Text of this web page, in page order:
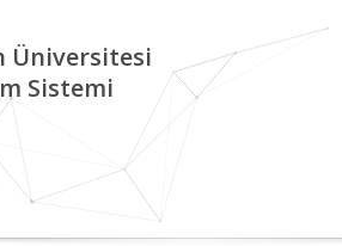
Üniversitesi
Sistemi